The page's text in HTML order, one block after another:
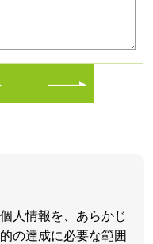
人情報を、あらかじ
の達成に必要な範囲